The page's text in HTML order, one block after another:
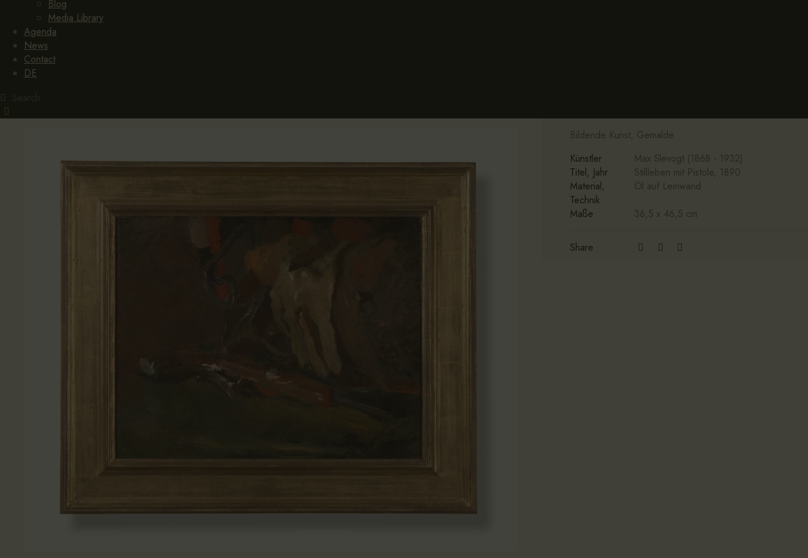
Blog
Media Library
Agenda
News
Contact
DE
Bildende Kunst, Gemälde
Künstler
Max Slevogt (1868 - 1932)
Titel, Jahr
Stillleben mit Pistole, 1890
Material,
Technik
Öl auf Leinwand
Maße
36,5 x 46,5 cm
Share